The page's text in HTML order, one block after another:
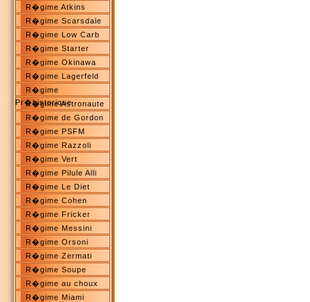
R�gime Atkins
R�gime Scarsdale
R�gime Low Carb
R�gime Starter
R�gime Okinawa
R�gime Lagerfeld
R�gime
Pr�historique
R�gime Astronaute
R�gime de Gordon
R�gime PSFM
R�gime Razzoli
R�gime Vert
R�gime Pilule Alli
R�gime Le Diet
R�gime Cohen
R�gime Fricker
R�gime Messini
R�gime Orsoni
R�gime Zermati
R�gime Soupe
R�gime au choux
R�gime Miami